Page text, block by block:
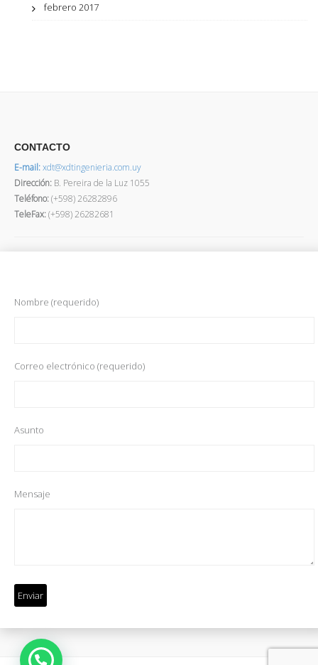
febrero 2017
CONTACTO
E-mail:xdt@xdtingenieria.com.uy
Dirección: B. Pereira de la Luz 1055
Teléfono:(+598) 26282896
TeleFax:(+598) 26282681
Nombre (requerido)
Correo electrónico (requerido)
Asunto
Mensaje